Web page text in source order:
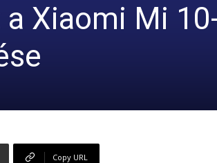
Xiaomi Mi
Copy URL